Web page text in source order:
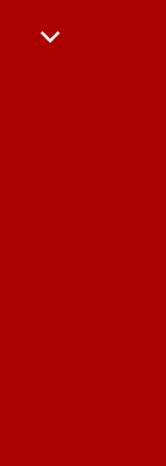
oderVon 08:00 bis